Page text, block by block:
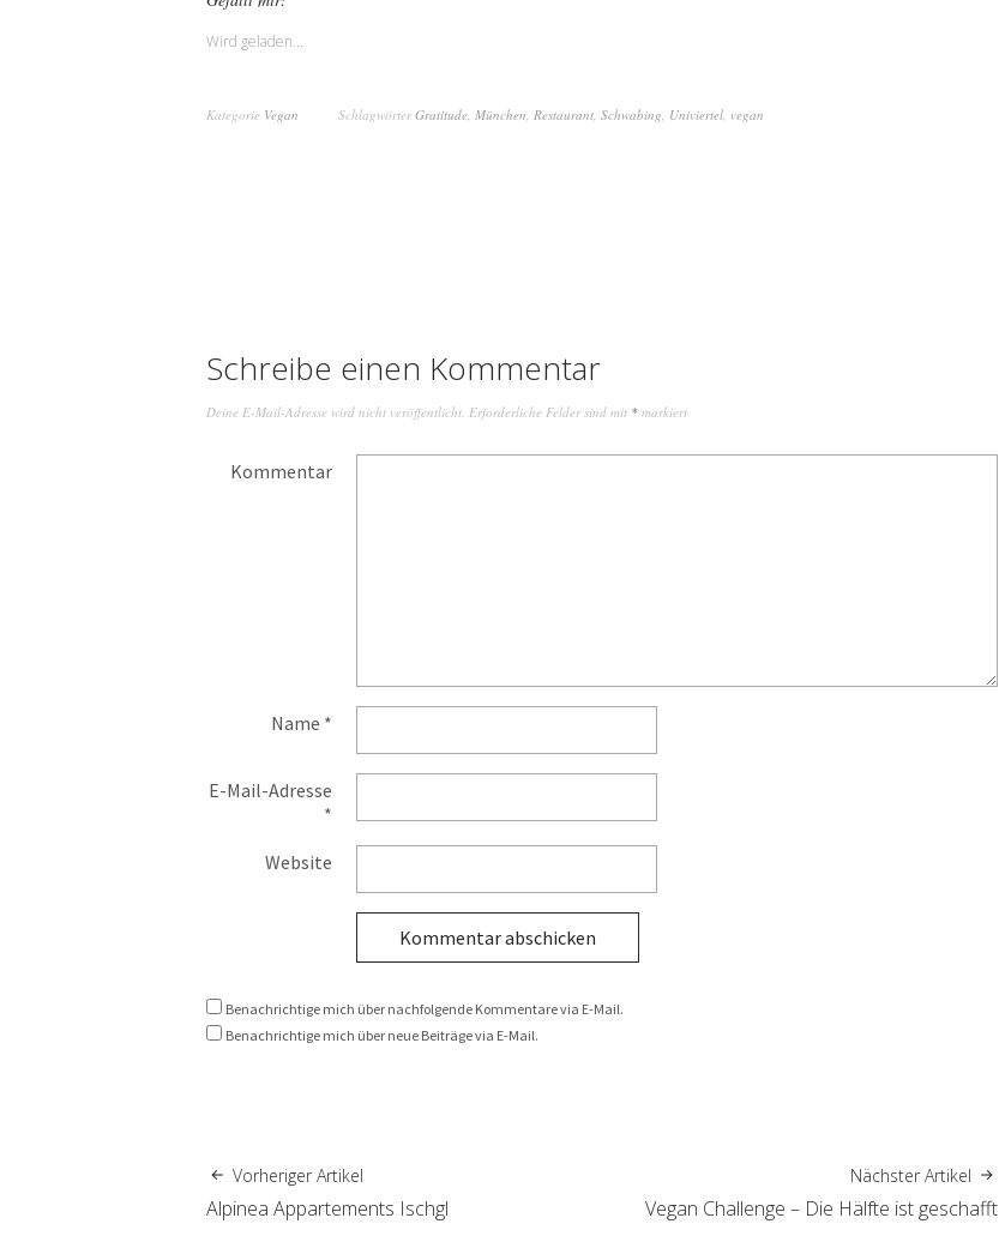
Wird geladen...
Kategorie Vegan SchlagwörterGratitude, München, Restaurant, Schwabing, Univiertel, vegan
Schreibe einen Kommentar
Deine E-Mail-Adresse wird nicht veröffentlicht. Erforderliche Felder sind mit * markiert
Kommentar
Name *
E-Mail-Adresse
*
Website
Benachrichtige mich über nachfolgende Kommentare via E-Mail.
Benachrichtige mich über neue Beiträge via E-Mail.
Vorheriger Artikel
Alpinea Appartements Ischgl
Nächster Artikel
Vegan Challenge – Die Hälfte ist geschafft